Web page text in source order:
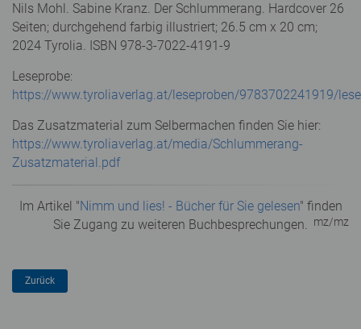
Nils Mohl. Sabine Kranz. Der Schlummerang. Hardcover 26
Seiten; durchgehend farbig illustriert; 26.5 cm x 20 cm;
2024 Tyrolia. ISBN 978-3-7022-4191-9
Leseprobe:
https://www.tyroliaverlag.at/leseproben/9783702241919/
Das Zusatzmaterial zum Selbermachen finden Sie hier:
https://www.tyroliaverlag.at/media/Schlummerang-
Zusatzmaterial.pdf
Im Artikel "Nimm und lies! - Bücher für Sie gelesen" finden
Sie Zugang zu weiteren Buchbesprechungen. mz/mz